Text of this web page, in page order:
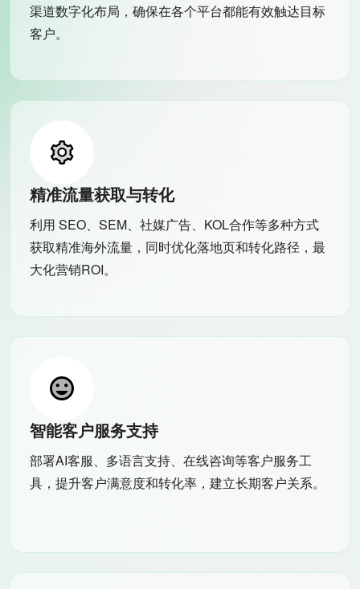
渠道数字化布局，确保在各个平台都能有效触达目标
客户。
精准流量获取与转化
利用 SEO、SEM、社媒广告、KOL合作等多种方式
获取精准海外流量，同时优化落地页和转化路径，最
大化营销ROI。
智能客户服务支持
部署AI客服、多语言支持、在线咨询等客户服务工
具，提升客户满意度和转化率，建立长期客户关系。